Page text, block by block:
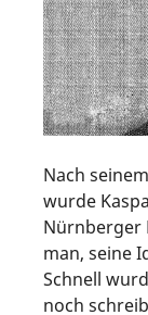
Nach
wurde
Nürnberger
man, seine
Schnell
noch